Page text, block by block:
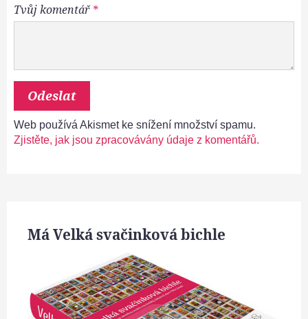
Tvůj komentář*
Web používá Akismet ke snížení množství spamu.
Zjistěte, jak jsou zpracovávány údaje z komentářů.
Má Velká svačinková bichle